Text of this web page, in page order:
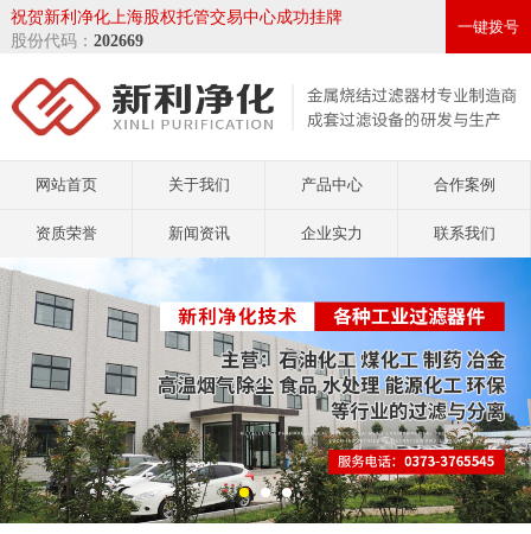
祝贺新利净化上海股权托管交易中心成功挂牌
股份代码： 202669
一键拨号
网站首页 关于我们 产品中心 合作案例
资质荣誉 新闻资讯 企业实力 联系我们